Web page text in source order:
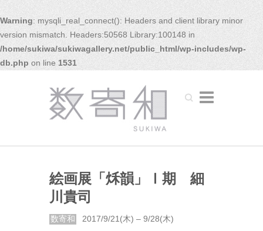
Warning: mysqli_real_connect(): Headers and client library minor
version mismatch. Headers:50568 Library:100148 in
/home/sukiwa/sukiwagallery.net/public_html/wp-includes/wp-
db.php on line 1531
Search
絵画展「秌韻」Ⅰ期 細
川貴司
数寄和 2017/9/21(木) – 9/28(木)